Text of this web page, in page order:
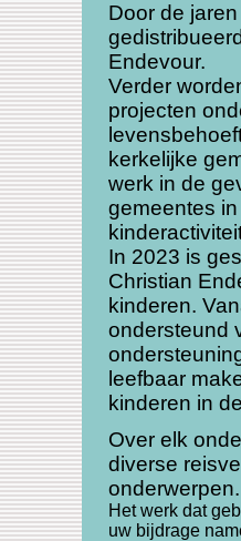
Door de
Endevour.
Verder
projecten
kerkelijke
werk in de
gemeentes
In 2023 is
Christian
kinderen.
ondersteund
leefbaar
kinderen in
Over elk
diverse
onderwerpen.
Het werk dat
uw bijdrage